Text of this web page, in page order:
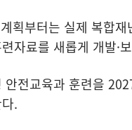
획부터는 실제 복합재
자료를 새롭게 개발·
안전교육과 훈련을
.